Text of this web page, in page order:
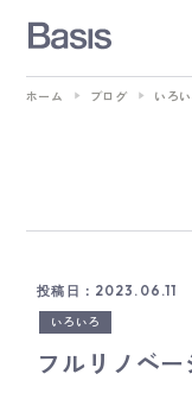
ホーム ブログ いろ
投稿日：2023.06.11
いろいろ
フルリノベー